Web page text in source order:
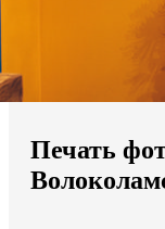
Мы доставляем по
Продолжить без
Печать